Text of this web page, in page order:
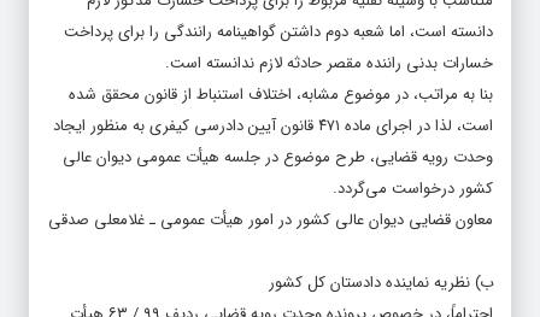
دانسته است، اما شعبه دوم داشتن گواهینامه رانندگی را برای پرداخت
خسارات بدنی راننده مقصر حادثه لازم ندانسته است.
بنا به مراتب، در موضوع مشابه، اختلاف استنباط از قانون محقق شده
است، لذا در اجرای ماده ۴۷۱ قانون آیین دادرسی کیفری به منظور ایجاد
وحدت رویه قضایی، طرح موضوع در جلسه هیأت عمومی دیوان عالی
کشور درخواست می‌گردد.
معاون قضایی دیوان عالی کشور در امور هیأت عمومی ـ غلامعلی صدقی
ب) نظریه نماینده دادستان کل کشور